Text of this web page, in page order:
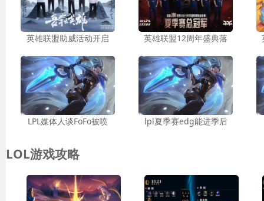
英雄联盟助威活动开启 英雄联盟12周年盛典落
LPL媒体人谈FoFo被喷 lpl夏季赛edg能进季后
LOL游戏攻略